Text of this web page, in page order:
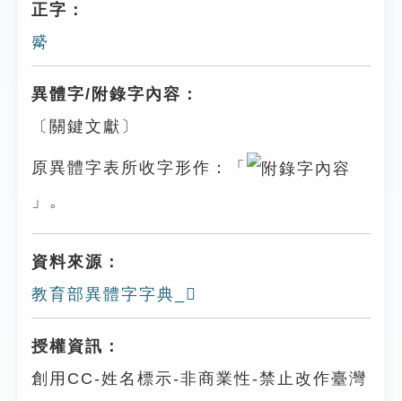
正字：
觱
異體字/附錄字內容：
〔關鍵文獻〕
原異體字表所收字形作：「
」。
資料來源：
教育部異體字字典_𥷑
授權資訊：
創用CC-姓名標示-非商業性-禁止改作臺灣